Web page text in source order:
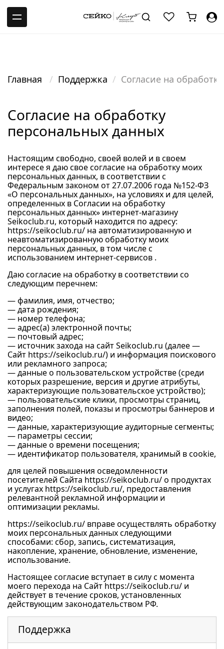
Главная Поддержка Согласие на
Поддержка
Согласие на обработку
персональных данных
Настоящим свободно, своей волей и в своем
интересе я даю свое согласие на обработку моих
персональных данных, в соответствии с
Федеральным законом от 27.07.2006 года №152-ФЗ
«О персональных данных», на условиях и для целей,
определенных в Согласии на обработку
персональных данных» интернет-магазину
Seikoclub.ru, который находится по адресу:
https://seikoclub.ru/ на автоматизированную и
неавтоматизированную обработку моих
персональных данных, в том числе с
использованием интернет-сервисов .
Даю согласие на обработку в соответствии со
следующим перечнем:
— фамилия, имя, отчество;
— дата рождения;
— номер телефона;
— адрес(а) электронной почты;
— почтовый адрес;
— источник захода на сайт Seikoclub.ru (далее —
Сайт https://seikoclub.ru/) и информация поискового
или рекламного запроса;
— данные о пользовательском устройстве (среди
которых разрешение, версия и другие атрибуты,
характеризующие пользовательское устройство);
— пользовательские клики, просмотры страниц,
заполнения полей, показы и просмотры баннеров и
видео;
— данные, характеризующие аудиторные сегменты;
— параметры сессии;
— данные о времени посещения;
— идентификатор пользователя, хранимый в cookie,
для целей повышения осведомленности
посетителей Сайта https://seikoclub.ru/о продуктах
и услугах https://seikoclub.ru/, предоставления
релевантной рекламной информации и
оптимизации рекламы.
https://seikoclub.ru/ вправе осуществлять обработку
моих персональных данных следующими
способами: сбор, запись, систематизация,
накопление, хранение, обновление, изменение,
использование.
Настоящее согласие вступает в силу с момента
моего перехода на Сайт https://seikoclub.ru/ и
действует в течение сроков, установленных
действующим законодательством РФ.